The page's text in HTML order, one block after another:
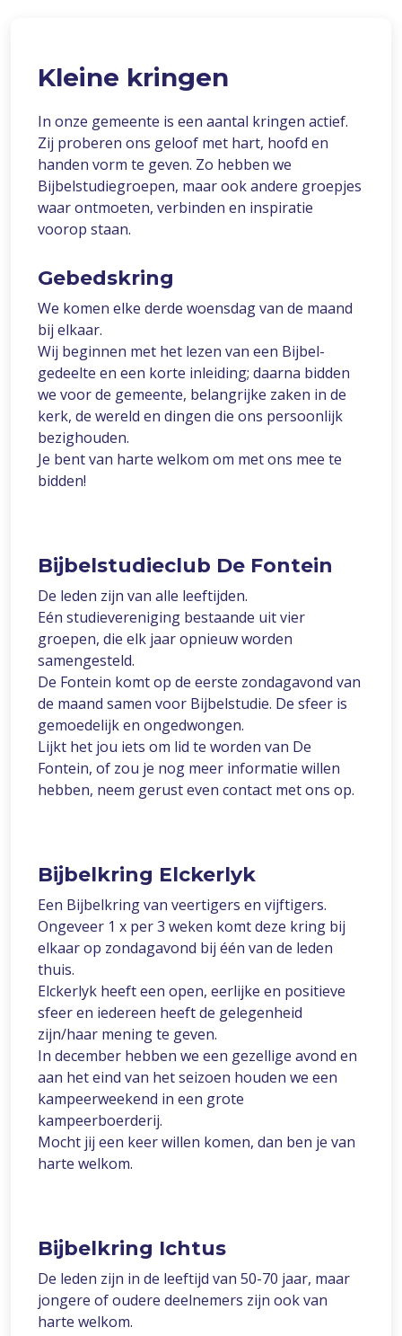
Kleine kringen
In onze gemeente is een aantal kringen actief.
Zij proberen ons geloof met hart, hoofd en
handen vorm te geven. Zo hebben we
Bijbelstudiegroepen, maar ook andere groepjes
waar ontmoeten, verbinden en inspiratie
voorop staan.
Gebedskring
We komen elke derde woensdag van de maand
bij elkaar.
Wij beginnen met het lezen van een Bijbel-
gedeelte en een korte inleiding; daarna bidden
we voor de gemeente, belangrijke zaken in de
kerk, de wereld en dingen die ons persoonlijk
bezighouden.
Je bent van harte welkom om met ons mee te
bidden!
Bijbelstudieclub De Fontein
De leden zijn van alle leeftijden.
Eén studievereniging bestaande uit vier
groepen, die elk jaar opnieuw worden
samengesteld.
De Fontein komt op de eerste zondagavond van
de maand samen voor Bijbelstudie. De sfeer is
gemoedelijk en ongedwongen.
Lijkt het jou iets om lid te worden van De
Fontein, of zou je nog meer informatie willen
hebben, neem gerust even contact met ons op.
Bijbelkring Elckerlyk
Een Bijbelkring van veertigers en vijftigers.
Ongeveer 1 x per 3 weken komt deze kring bij
elkaar op zondagavond bij één van de leden
thuis.
Elckerlyk heeft een open, eerlijke en positieve
sfeer en iedereen heeft de gelegenheid
zijn/haar mening te geven.
In december hebben we een gezellige avond en
aan het eind van het seizoen houden we een
kampeerweekend in een grote
kampeerboerderij.
Mocht jij een keer willen komen, dan ben je van
harte welkom.
Bijbelkring Ichtus
De leden zijn in de leeftijd van 50-70 jaar, maar
jongere of oudere deelnemers zijn ook van
harte welkom.